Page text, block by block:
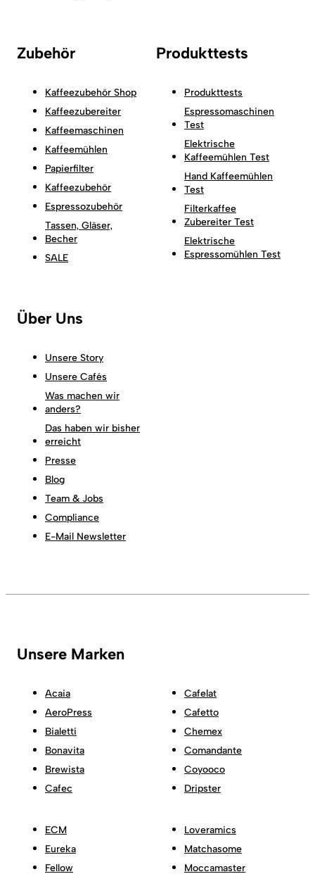
Zubehör
Kaffeezubehör Shop
Kaffeezubereiter
Kaffeemaschinen
Kaffeemühlen
Papierfilter
Kaffeezubehör
Espressozubehör
Tassen, Gläser,
Becher
SALE
Produkttests
Produkttests
Espressomaschinen
Test
Elektrische
Kaffeemühlen Test
Hand Kaffeemühlen
Test
Filterkaffee
Zubereiter Test
Elektrische
Espressomühlen Test
Über Uns
Unsere Story
Unsere Cafés
Was machen wir
anders?
Das haben wir bisher
erreicht
Presse
Blog
Team & Jobs
Compliance
E-Mail Newsletter
Unsere Marken
Acaia
AeroPress
Bialetti
Bonavita
Brewista
Cafec
Cafelat
Cafetto
Chemex
Comandante
Coyooco
Dripster
ECM
Eureka
Fellow
Loveramics
Matchasome
Moccamaster